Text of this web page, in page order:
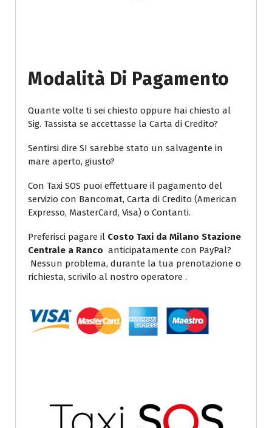
Modalità Di Pagamento
Quante volte ti sei chiesto oppure hai chiesto al
Sig. Tassista se accettasse la Carta di Credito?
Sentirsi dire SI sarebbe stato un salvagente in
mare aperto, giusto?
Con Taxi SOS puoi effettuare il pagamento del
servizio con Bancomat, Carta di Credito (American
Expresso, MasterCard, Visa) o Contanti.
Preferisci pagare il Costo Taxi da Milano Stazione
Centrale a Ranco anticipatamente con PayPal?
Nessun problema, durante la tua prenotazione o
richiesta, scrivilo al nostro operatore .